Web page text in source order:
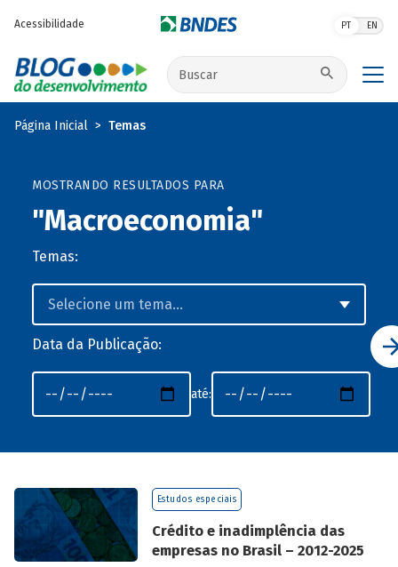
Acessibilidade PT EN
Buscar no site
Página Inicial Temas
MOSTRANDO RESULTADOS PARA
"Macroeconomia"
Temas:
Data da Publicação:
até:
Estudos especiais
Crédito e inadimplência das
empresas no Brasil – 2012-2025